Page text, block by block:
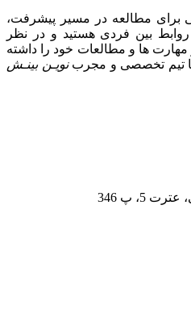
برای مطالعه در مسیر پیشرفت،
بین فردی هستید و در نظر
مهارت ها و مطالعات خود را داشته
تیم تخصصی و مجربنویـن بینـش
5، پ 346